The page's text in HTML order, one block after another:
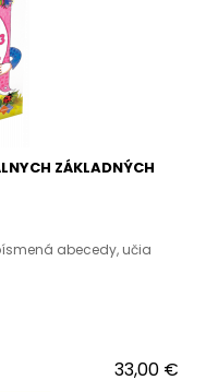
ZÁKLADNÝCH
abecedy, učia
33,00 €